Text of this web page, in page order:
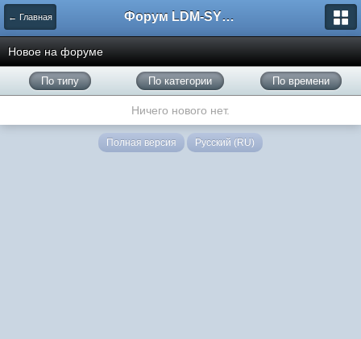
← Главная Форум LDM-SYSTEMS
Новое на форуме
По типу По категории По времени
Ничего нового нет.
Полная версия Русский (RU)